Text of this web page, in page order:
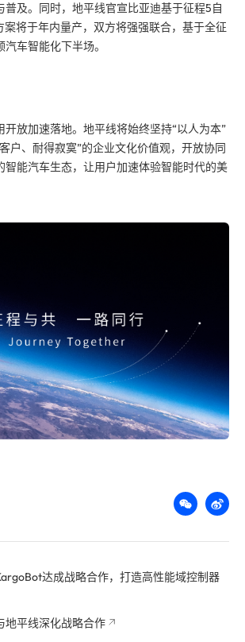
普及。同时，地平线官宣比亚迪基于征程5自
案将于年内量产，双方将强强联合，基于全征
车智能化下半场。
开放加速落地。地平线将始终坚持“以人为本”
户、耐得寂寞”的企业文化价值观，开放协同
智能汽车生态，让用户加速体验智能时代的美
达成战略合作，打造高性能域控制器
地平线深化战略合作